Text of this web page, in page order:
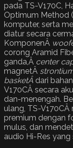
pada TS-V170C,
Optimum Method
komputer, serta
diatur secara
KomponenÂ
corong Aramid
ganda,Â center
magnetÂ
basketÂ dari
V170CÂ secara
dan-menengah.
ulang, TS-
premium dengan
mulus, dan
audio Hi-Res yang